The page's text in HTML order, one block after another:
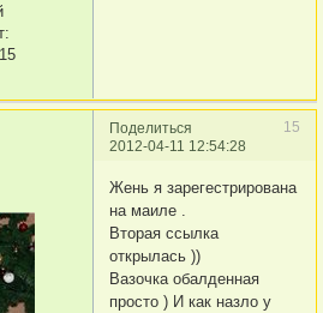
Поделиться
15
2012-04-11 12:54:28
Жень я зарегестрирована
на маиле .
Вторая ссылка
открылась ))
Вазочка обалденная
просто ) И как назло у